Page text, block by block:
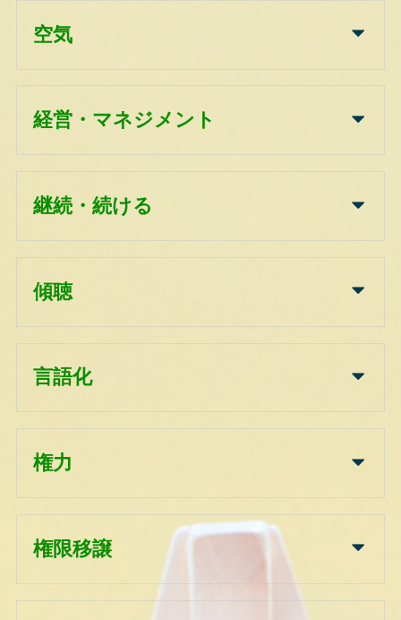
空気
経営・マネジメント
継続・続ける
傾聴
言語化
権力
権限移譲